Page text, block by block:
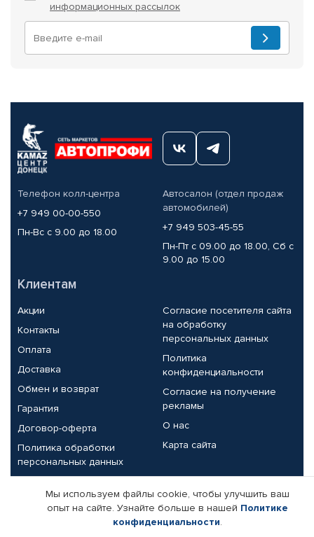
информационных рассылок
Телефон колл-центра
+7 949 00-00-550
Пн-Вс с 9.00 до 18.00
Автосалон (отдел продаж
автомобилей)
+7 949 503-45-55
Пн-Пт с 09.00 до 18.00, Сб с
9.00 до 15.00
Клиентам
Акции
Контакты
Оплата
Доставка
Обмен и возврат
Гарантия
Договор-оферта
Политика обработки
персональных данных
Согласие посетителя сайта
на обработку
персональных данных
Политика
конфиденциальности
Согласие на получение
рекламы
О нас
Карта сайта
Партнерам
Корпоративным клиентам
Реквизиты компании
Мы используем файлы cookie, чтобы улучшить ваш
опыт на сайте. Узнайте больше в нашей Политике
конфиденциальности.